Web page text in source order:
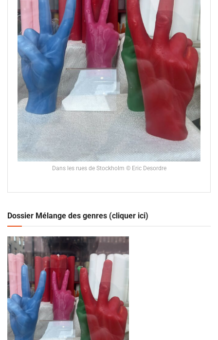
Dans les rues de Stockholm © Eric Desordre
Dossier Mélange des genres (cliquer ici)